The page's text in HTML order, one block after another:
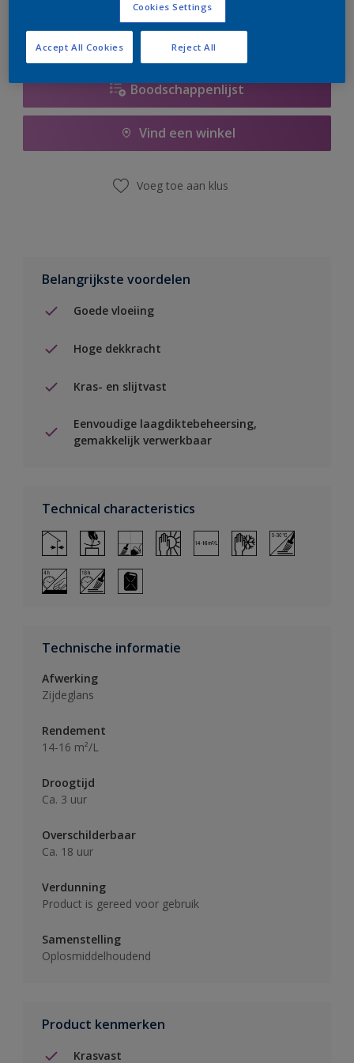
Boodschappenlijst
Vind een winkel
Voeg toe aan klus
Belangrijkste voordelen
Goede vloeiing
Hoge dekkracht
Kras- en slijtvast
Eenvoudige laagdiktebeheersing,
gemakkelijk verwerkbaar
Technical characteristics
Technische informatie
Afwerking
Zijdeglans
Rendement
14-16 m²/L
Droogtijd
Ca. 3 uur
Overschilderbaar
Ca. 18 uur
Verdunning
Product is gereed voor gebruik
Samenstelling
Oplosmiddelhoudend
Product kenmerken
Krasvast
Cookies Settings
Reject All
Accept All Cookies